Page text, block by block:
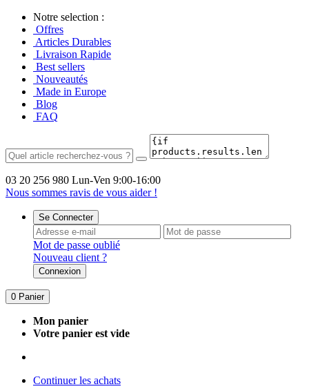
Notre selection :
Offres
Articles Durables
Livraison Rapide
Best sellers
Nouveautés
Made in Europe
Blog
FAQ
03 20 256 980 Lun-Ven 9:00-16:00
Nous sommes ravis de vous aider !
Se Connecter
Mot de passe oublié
Nouveau client ?
Connexion
0 Panier
Mon panier
Votre panier est vide
Continuer les achats